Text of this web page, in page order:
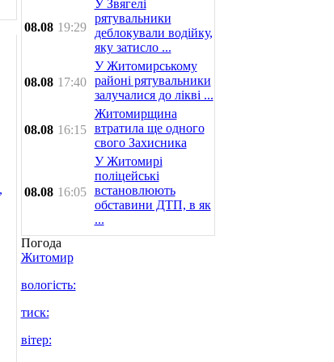
08.08 19:29
У Звягелі
рятувальники
деблокували водійку,
яку затисло ...
08.08 17:40
У Житомирському
районі рятувальники
залучалися до лікві ...
08.08 16:15
Житомирщина
втратила ще одного
свого Захисника
08.08 16:05
У Житомирі
поліцейські
встановлюють
обставини ДТП, в як
...
Погода
Житомир
вологість:
тиск:
вітер: